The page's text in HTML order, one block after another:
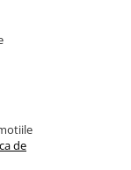
de